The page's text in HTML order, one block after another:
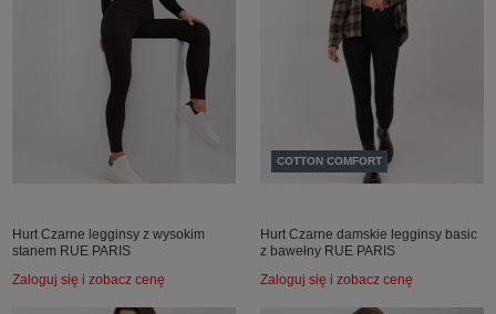
Hurt Czarne legginsy z wysokim
stanem RUE PARIS
Zaloguj się i zobacz cenę
COTTON COMFORT
Hurt Czarne damskie legginsy basic
z bawełny RUE PARIS
Zaloguj się i zobacz cenę